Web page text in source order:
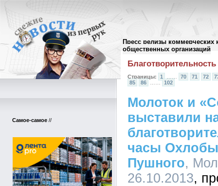
Пресс релизы коммерческих
общественных организаций
Самое-самое //
Архив пресс-релизов//
Благотворительность
Страницы: 1 70 71 72
85
86 …… 102
Молоток и
выставили
часы
Пушного,
26.10.2013